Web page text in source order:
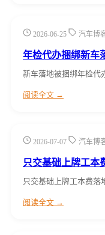
2026-06-25 汽车博
年检代办捆绑新车
新车落地被捆绑年检代
阅读全文 →
2026-07-07 汽车博
只交基础上牌工本
只交基础上牌工本费落
阅读全文 →